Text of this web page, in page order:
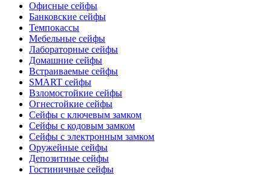
Офисные сейфы
Банковские сейфы
Темпокассы
Мебельные сейфы
Лабораторные сейфы
Домашние сейфы
Встраиваемые сейфы
SMART сейфы
Взломостойкие сейфы
Огнестойкие сейфы
Сейфы с ключевым замком
Сейфы с кодовым замком
Сейфы с электронным замком
Оружейные сейфы
Депозитные сейфы
Гостиничные сейфы